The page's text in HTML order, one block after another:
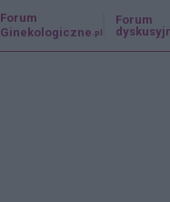
Forum
Ginekologiczne .pl
Forum